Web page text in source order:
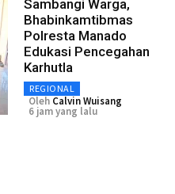
Sambangi Warga,
Bhabinkamtibmas
Polresta Manado
Edukasi Pencegahan
Karhutla
REGIONAL
Oleh Calvin Wuisang
6 jam yang lalu